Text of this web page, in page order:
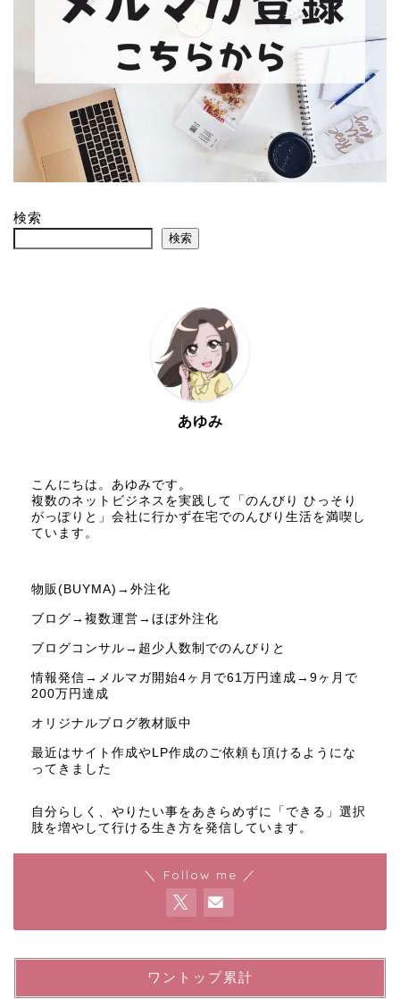
検索
検索
あゆみ
こんにちは。あゆみです。
複数のネットビジネスを実践して「のんびり ひっそり
がっぽりと」会社に行かず在宅でのんびり生活を満喫し
ています。
物販(BUYMA)→外注化
ブログ→複数運営→ほぼ外注化
ブログコンサル→超少人数制でのんびりと
情報発信→メルマガ開始4ヶ月で61万円達成→9ヶ月で
200万円達成
オリジナルブログ教材販中
最近はサイト作成やLP作成のご依頼も頂けるようにな
ってきました
自分らしく、やりたい事をあきらめずに「できる」選択
肢を増やして行ける生き方を発信しています。
＼ Follow me ／
ワントップ累計